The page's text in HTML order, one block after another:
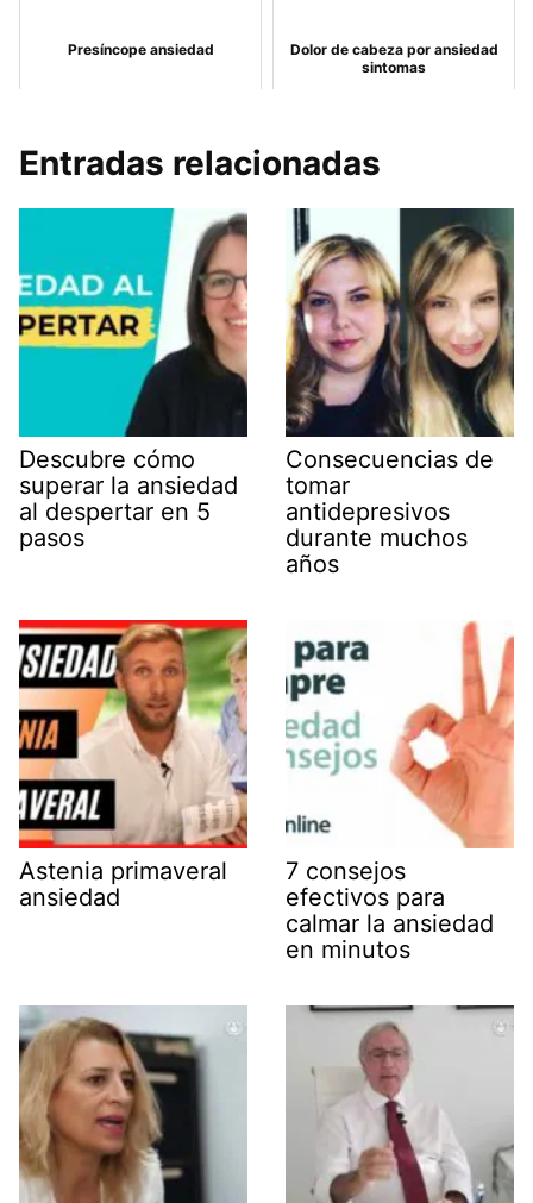
Presíncope ansiedad
Dolor de cabeza por ansiedad
sintomas
Entradas relacionadas
Descubre cómo
superar la ansiedad
al despertar en 5
pasos
Consecuencias de
tomar
antidepresivos
durante muchos
años
Astenia primaveral
ansiedad
7 consejos
efectivos para
calmar la ansiedad
en minutos